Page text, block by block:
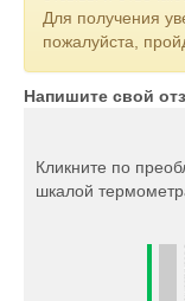
поддерживать
Наша репутация
профессионализме
Для получения
пожалуйста,
Напишите свой
Кликните по
шкалой